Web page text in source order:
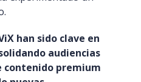
han sido clave en
audiencias
contenido premium